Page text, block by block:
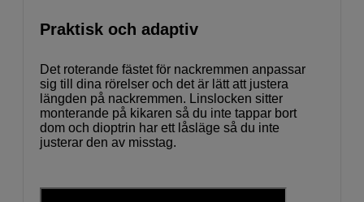
Praktisk och adaptiv
Det roterande fästet för nackremmen anpassar
sig till dina rörelser och det är lätt att justera
längden på nackremmen. Linslocken sitter
monterande på kikaren så du inte tappar bort
dom och dioptrin har ett låsläge så du inte
justerar den av misstag.